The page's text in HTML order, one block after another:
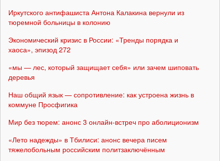
Иркутского антифашиста Антона Калакина вернули из
тюремной больницы в колонию
Экономический кризис в России: «Тренды порядка и
хаоса», эпизод 272
«мы — лес, который защищает себя» или зачем шиповать
деревья
Наш общий язык — сопротивление: как устроена жизнь в
коммуне Просфигика
Мир без тюрем: анонс 3 онлайн-встреч про аболиционизм
«Лето надежды» в Тбилиси: анонс вечера писем
тяжелобольным российским политзаключённым